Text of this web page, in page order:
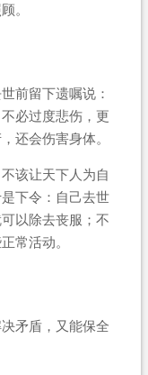
。
前留下遗嘱说：
必过度悲伤，更
还会伤害身体。
该让天下人为自
下令：自己去世
以除去丧服；不
常活动。
矛盾，又能保全